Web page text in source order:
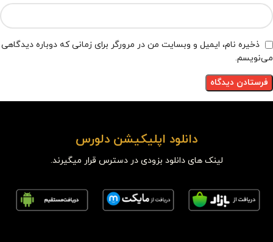
ذخیره نام، ایمیل و وبسایت من در مرورگر برای زمانی که دوباره دیدگاهی
می‌نویسم.
دانلود اپلیکیشن دلورس
لینک های دانلود بزودی در دسترس قرار میگیرند.